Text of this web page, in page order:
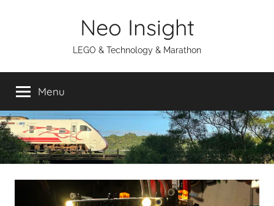
Neo Insight
LEGO & Technology & Marathon
Menu